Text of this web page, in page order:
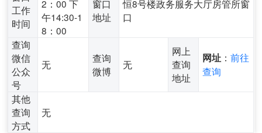
工作
时间
2：00 下
午14:30-1
8：00
窗口
地址
恒8号楼政务服务大厅房管所窗
口
查询
微信
公众
号
无
查询
微博
无
网上
查询
地址
网址 ：前往
查询
其他
查询
方式
无